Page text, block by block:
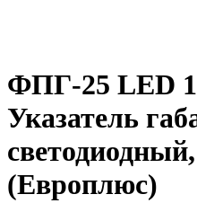
ФПГ-25 LED
Указатель
(Европлюс)